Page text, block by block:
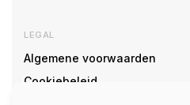
LEGAL
Algemene voorwaarden
Cookiebeleid